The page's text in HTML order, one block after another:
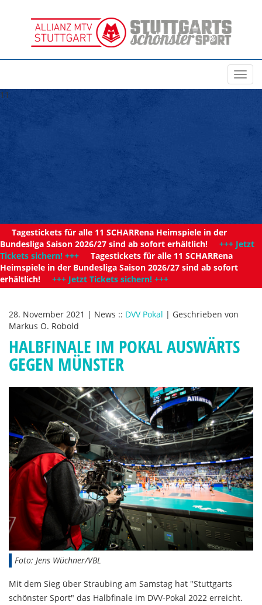
11
Tagestickets für alle 11 SCHARRena Heimspiele in der
Bundesliga Saison 2026/27 sind ab sofort erhältlich! +++ Jetzt
Tickets sichern! +++ Tagestickets für alle 11 SCHARRena
Heimspiele in der Bundesliga Saison 2026/27 sind ab sofort
erhältlich! +++ Jetzt Tickets sichern! +++
28. November 2021 | News :: DVV Pokal | Geschrieben von
Markus O. Robold
HALBFINALE IM POKAL AUSWÄRTS
GEGEN MÜNSTER
Foto: Jens Wüchner/VBL
Mit dem Sieg über Straubing am Samstag hat "Stuttgarts
schönster Sport" das Halbfinale im DVV-Pokal 2022 erreicht.